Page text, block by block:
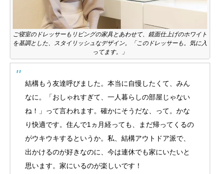
ご寝室のドレッサーもリビングの家具とあわせて、鏡面仕上げのホワイト
を基調とした、スタイリッシュなデザイン。「このドレッサーも。気に入
ってます。」
結構もう友達呼びました。本当に自慢したくて、みん
なに。「おしゃれすぎて、一人暮らしの部屋じゃない
ね！」って言われます。確かにそうだな、って。かな
り快適です。住んで1ヵ月経っても、まだ帰ってくるの
がウキウキするというか。私、結構アウトドア派で、
出かけるのが好きなのに、今は連休でも家にいたいと
思います。家にいるのが楽しいです！